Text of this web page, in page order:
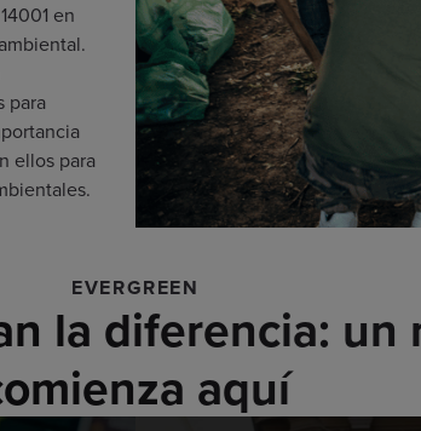
en
para
ellos para
EVERGREEN
la diferencia: un
aquí